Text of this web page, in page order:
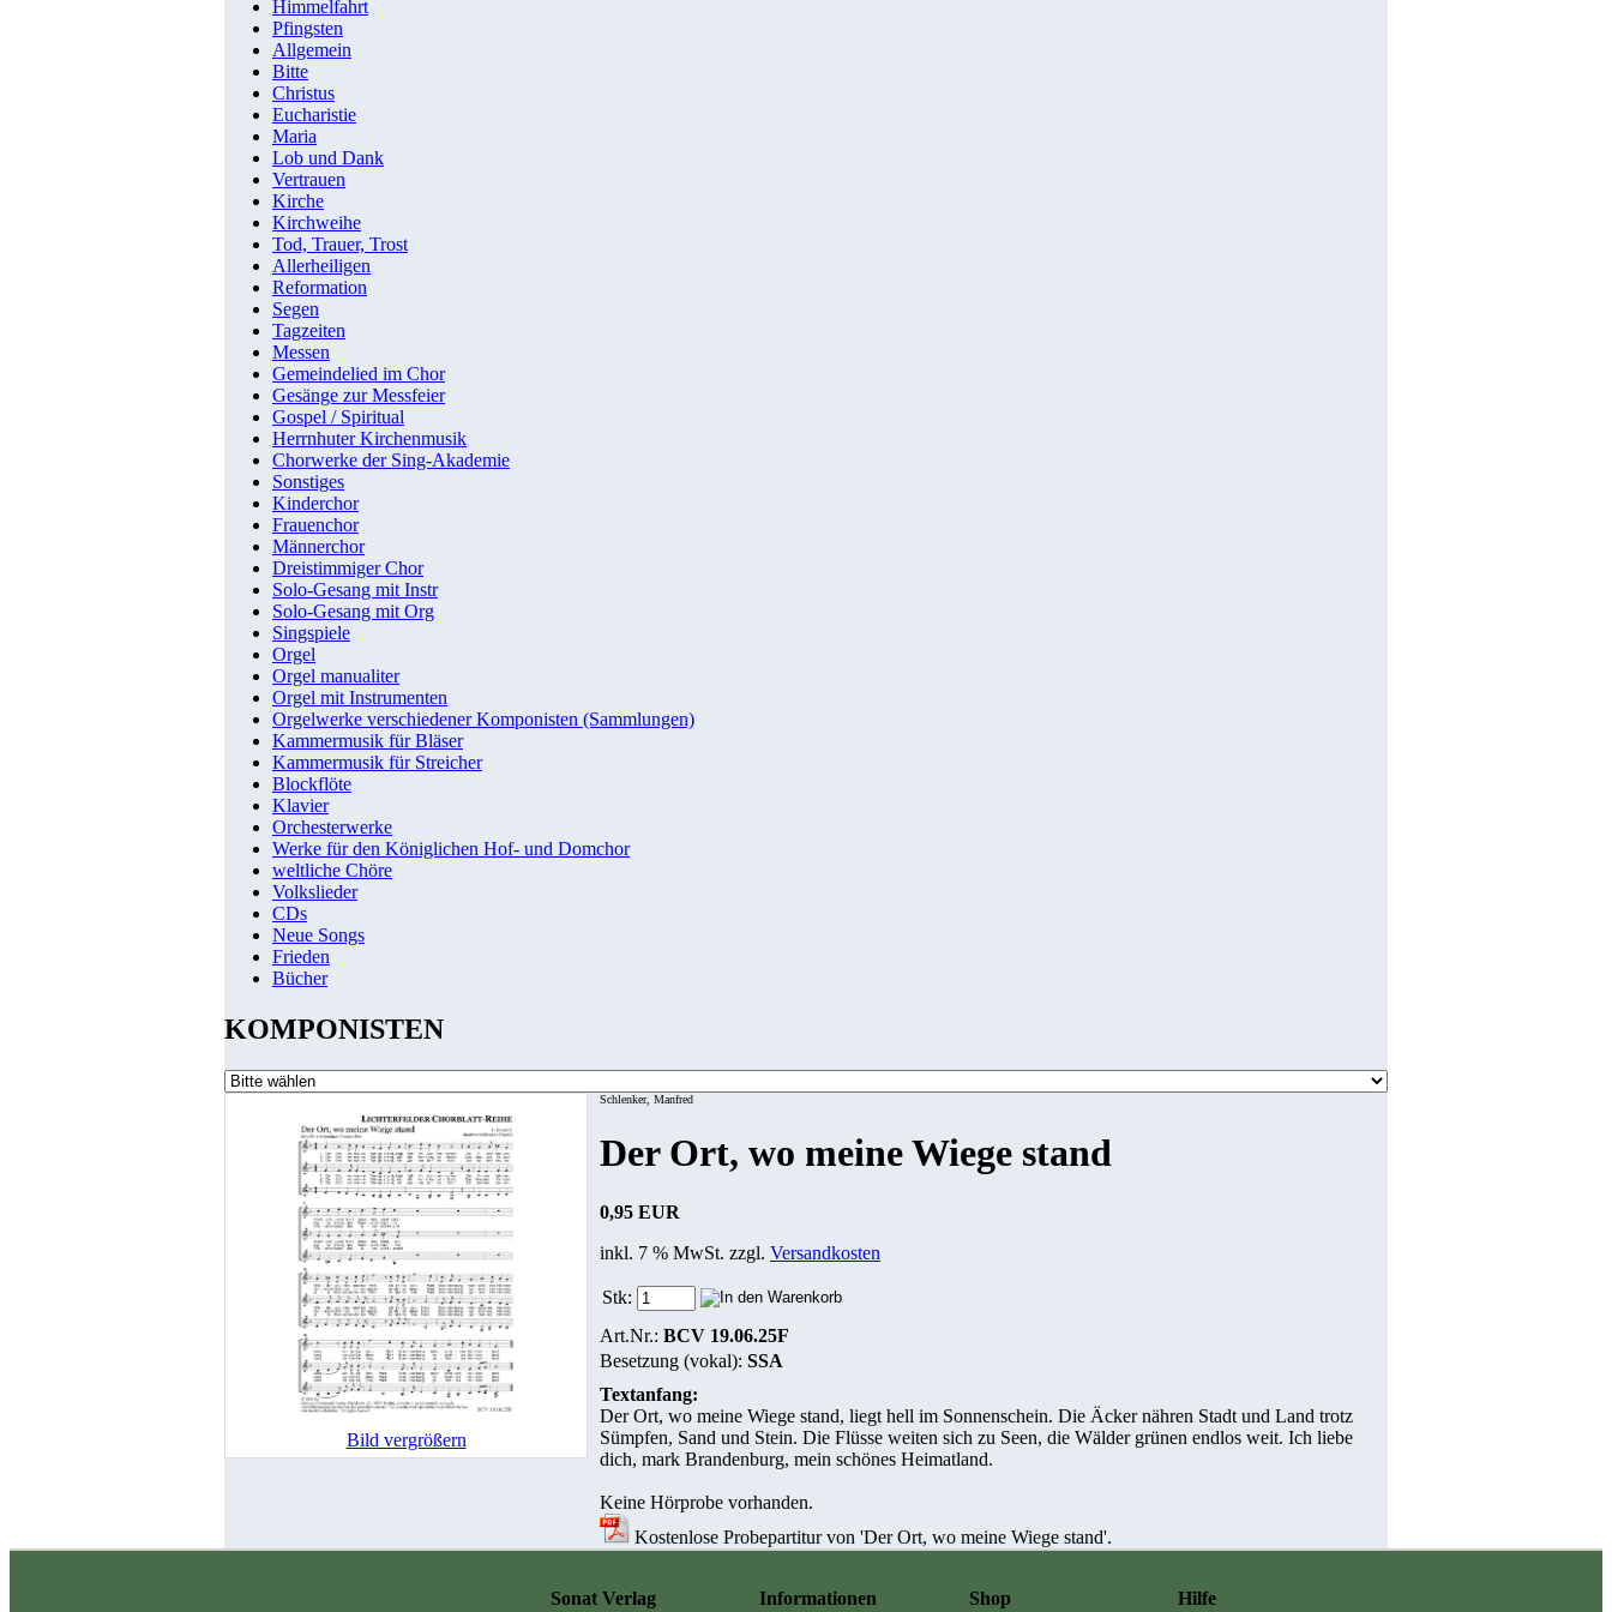
Himmelfahrt
Pfingsten
Allgemein
Bitte
Christus
Eucharistie
Maria
Lob und Dank
Vertrauen
Kirche
Kirchweihe
Tod, Trauer, Trost
Allerheiligen
Reformation
Segen
Tagzeiten
Messen
Gemeindelied im Chor
Gesänge zur Messfeier
Gospel / Spiritual
Herrnhuter Kirchenmusik
Chorwerke der Sing-Akademie
Sonstiges
Kinderchor
Frauenchor
Männerchor
Dreistimmiger Chor
Solo-Gesang mit Instr
Solo-Gesang mit Org
Singspiele
Orgel
Orgel manualiter
Orgel mit Instrumenten
Orgelwerke verschiedener Komponisten (Sammlungen)
Kammermusik für Bläser
Kammermusik für Streicher
Blockflöte
Klavier
Orchesterwerke
Werke für den Königlichen Hof- und Domchor
weltliche Chöre
Volkslieder
CDs
Neue Songs
Frieden
Bücher
KOMPONISTEN
Bild vergrößern
Schlenker, Manfred
Der Ort, wo meine Wiege stand
0,95 EUR
inkl. 7 % MwSt. zzgl. Versandkosten
Stk:
Art.Nr.: BCV 19.06.25F
Besetzung (vokal): SSA
Textanfang:
Der Ort, wo meine Wiege stand, liegt hell im Sonnenschein. Die Äcker nähren Stadt und Land trotz
Sümpfen, Sand und Stein. Die Flüsse weiten sich zu Seen, die Wälder grünen endlos weit. Ich liebe
dich, mark Brandenburg, mein schönes Heimatland.
Keine Hörprobe vorhanden.
Kostenlose Probepartitur von 'Der Ort, wo meine Wiege stand'.
Hilfe
Shop
Informationen
Sonat Verlag